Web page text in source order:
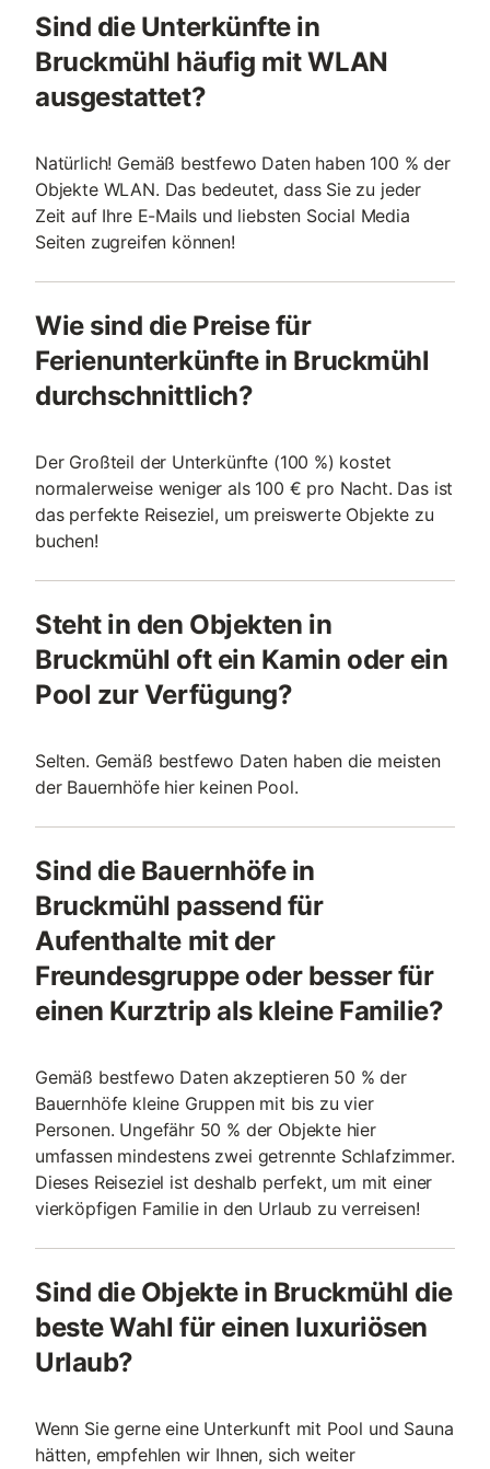
Sind die Unterkünfte in
Bruckmühl häufig mit WLAN
ausgestattet?
Natürlich! Gemäß bestfewo Daten haben 100 % der
Objekte WLAN. Das bedeutet, dass Sie zu jeder
Zeit auf Ihre E-Mails und liebsten Social Media
Seiten zugreifen können!
Wie sind die Preise für
Ferienunterkünfte in Bruckmühl
durchschnittlich?
Der Großteil der Unterkünfte (100 %) kostet
normalerweise weniger als 100 € pro Nacht. Das ist
das perfekte Reiseziel, um preiswerte Objekte zu
buchen!
Steht in den Objekten in
Bruckmühl oft ein Kamin oder ein
Pool zur Verfügung?
Selten. Gemäß bestfewo Daten haben die meisten
der Bauernhöfe hier keinen Pool.
Sind die Bauernhöfe in
Bruckmühl passend für
Aufenthalte mit der
Freundesgruppe oder besser für
einen Kurztrip als kleine Familie?
Gemäß bestfewo Daten akzeptieren 50 % der
Bauernhöfe kleine Gruppen mit bis zu vier
Personen. Ungefähr 50 % der Objekte hier
umfassen mindestens zwei getrennte Schlafzimmer.
Dieses Reiseziel ist deshalb perfekt, um mit einer
vierköpfigen Familie in den Urlaub zu verreisen!
Sind die Objekte in Bruckmühl die
beste Wahl für einen luxuriösen
Urlaub?
Wenn Sie gerne eine Unterkunft mit Pool und Sauna
hätten, empfehlen wir Ihnen, sich weiter